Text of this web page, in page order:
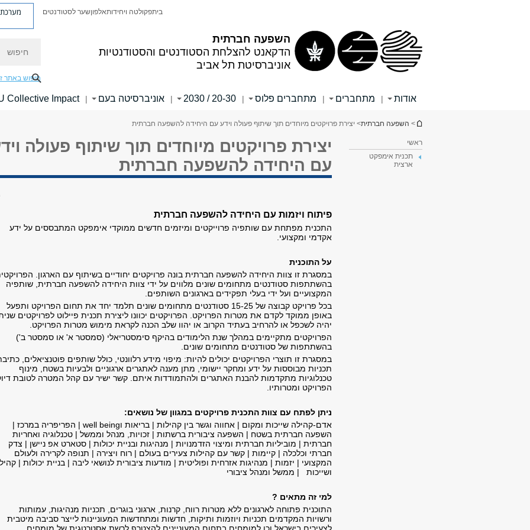
השפעה חברתית
הדקאנט להצלחת הסטודנטים והסטודנטיות
אוניברסיטת תל אביב
ביתפקולטה ויחידותאלפוןשער לסטודנטים מערכת
חיפוש באתר
אודות | מתחברים | מתחברים פלוס |
20-30 / 2030
| אוניברסיטה בעם |
Collective Impact
הינך נמצא כאן
> השפעה חברתית> יצירת פרויקטים מיוחדים תוך שיתוף פעולה וידע עם היחידה להשפעה חברתית
ראשי
תכנית אימפקט
ארצית
יצירת פרויקטים מיוחדים תוך שיתוף פעולה
עם היחידה להשפעה חברתית
פיתוח ויזמות עם היחידה להשפעה חברתית
התכנית מפתחת עם שותפיה פרוייקטים ומיזמים חדשים ממוקדי אימפקט המתבססים על ידע
אקדמי ומקצועי.
על התוכנית
במסגרת זו צוות היחידה להשפעה חברתית בונה פרויקטים יחודיים בשיתוף עם הארגון.
בהשתתפות סטודנטים מתחומים שונים מלווים על ידי צוות היחידה להשפעה חברתית, שותפיה
המקצועיים ועל ידי בעלי תפקידים בארגונים השותפים.
בכל פרויקט קבוצה של 15-25 סטודנטים מתחומים שונים תלמד יחד את תחום הפרויקט ותפעל
באופן ממוקד לקדם את מטרות הפרויקט. הפרויקטים יכוונו ליצירת תכנית פיילוט לפרויקטים
יהיה לשכפל או להרחיב בעתיד הקרוב או יהוו שלב הכנה לקראת מימוש מטרות הפרויקט.
הפרויקטים מתקיימים במהלך שנת הלימודים בהיקף סימסטריאלי (סמסטר א' או סמסטר ב')
בהשתתפות של סטודנטים מתחומים שונים.
במסגרת זו תוצרי הפרויקטים יכולים להיות: מיפוי מידע רלוונטי, כולל שותפים פוטנציאלים,
תכניות מבוססות על ידע ומחקר יישומי, מתן מענה לאתגרים ארגוניים ולבעיות בשטח, מינוף
טכנלוגיות מתקדמות להבנת האתגרים ולהתמודדות איתם. קשר ישיר עם קהל המטרה לטובת
הפרויקט ומטרותיו.
ניתן לפתח עם צוות התכנית פרויקטים במגוון של נושאים:
אדם-קהילה שייכות ומקום | אחווה וגשר בין קהילות | בריאות וwell being | הפריפריה במרכז |
השפעה חברתית בשטח | השפעה ציבורית ברשתות | זכויות, מנהל וממשל | טכנלוגיה ואחריות
חברתית | מוביליות חברתית ומיצוי הזדמנויות | מנהיגות ובניית יכולות | סטארט אפ ניישן | צדק
חברתי וכלכלה | קיימות | קשר עם קהילות צעירים בעולם | רוח ויצירה | תנופה לקרירה ולעולם
המקצועי | יזמות | מנהיגות אזרחית ופוליטית | מודעות ציבורית לנושאי ליבה | בניית יכולות |
ושייכות | ממשל ומנהל ציבורי
למי זה מתאים ?
התוכנית פתוחה לארגונים ללא מטרות רווח, קרנות, ארגוני בוגרים, תכניות מנהיגות, עמותות
ורשויות המקדמים תכניות ויוזמות ותיקות, חדשות ומתחדשות המעוניינות לייצר סביבה מיטבית